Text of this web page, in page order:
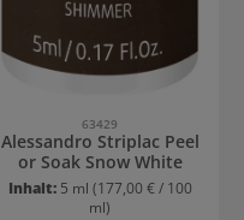
63429
Alessandro Striplac Peel
or Soak Snow White
Inhalt: 5 ml (177,00 € / 100
ml)